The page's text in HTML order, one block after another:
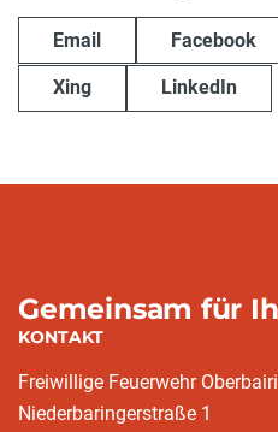
Email Facebook
Xing LinkedIn
Gemeinsam für
KONTAKT
Freiwillige Feuerwehr
Niederbaringerstraße 1